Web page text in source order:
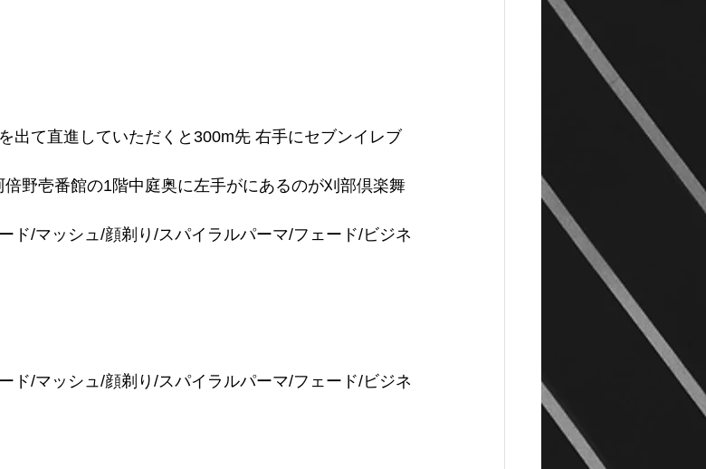
出て直進していただくと300m先 右手にセブンイレブ
野壱番館の1階中庭奥に左手がにあるのが刈部倶楽舞
ド/マッシュ/顔剃り/スパイラルパーマ/フェード/ビジネ
ド/マッシュ/顔剃り/スパイラルパーマ/フェード/ビジネ